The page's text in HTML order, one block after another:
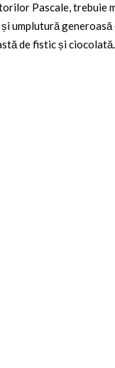
Pascale, trebuie
umplutură generoasă
de fistic și ciocolată.